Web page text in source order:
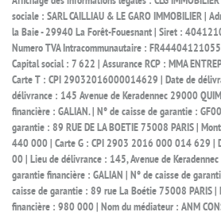
sociale : SARL CAILLIAU & LE GARO IMMOBILIER |
la Baie - 29940 La Forêt-Fouesnant | Siret :
Numero TVA Intracommunautaire : FR44404121055
Capital social : 7 622 | Assurance RCP : MMA
Carte T : CPI 29032016000014629 | Date de
délivrance : 145 Avenue de Keradennec 29000
financière : GALIAN. | N° de caisse de garantie :
garantie : 89 RUE DE LA BOETIE 75008 PARIS |
440 000 | Carte G : CPI 2903 2016 000 014 629 |
00 | Lieu de délivrance : 145, Avenue de
garantie financière : GALIAN | N° de caisse de
caisse de garantie : 89 rue La Boétie 75008 PARIS
financière : 980 000 | Nom du médiateur : ANM